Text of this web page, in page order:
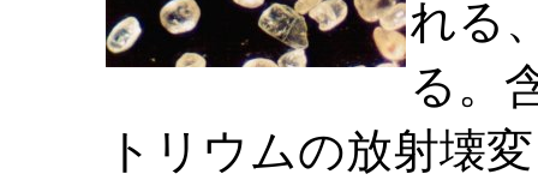
れる
る。
トリウムの放射壊